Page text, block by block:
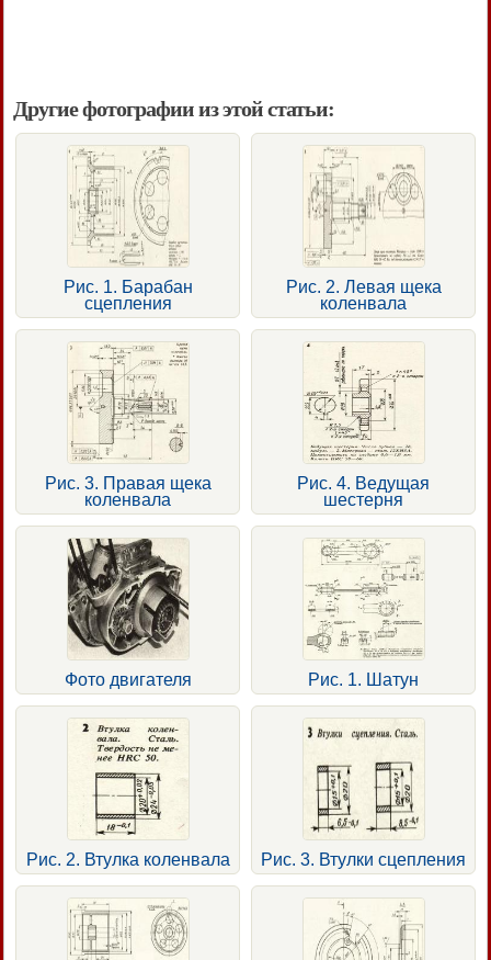
Другие фотографии из этой статьи:
Рис. 1. Барабан
сцепления
Рис. 2. Левая щека
коленвала
Рис. 3. Правая щека
коленвала
Рис. 4. Ведущая
шестерня
Фото двигателя Рис. 1. Шатун
Рис. 2. Втулка коленвала Рис. 3. Втулки сцепления